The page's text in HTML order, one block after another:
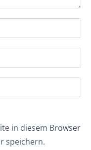
in diesem Browser
speichern.